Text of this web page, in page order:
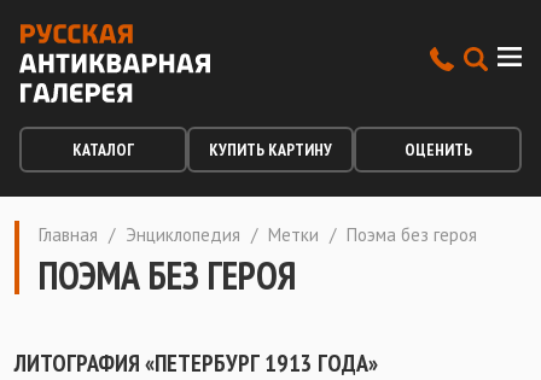
КАТАЛОГ КУПИТЬ КАРТИНУ ОЦЕНИТЬ
Главная / Энциклопедия / Метки / Поэма без героя
ПОЭМА БЕЗ ГЕРОЯ
ЛИТОГРАФИЯ «ПЕТЕРБУРГ 1913 ГОДА»